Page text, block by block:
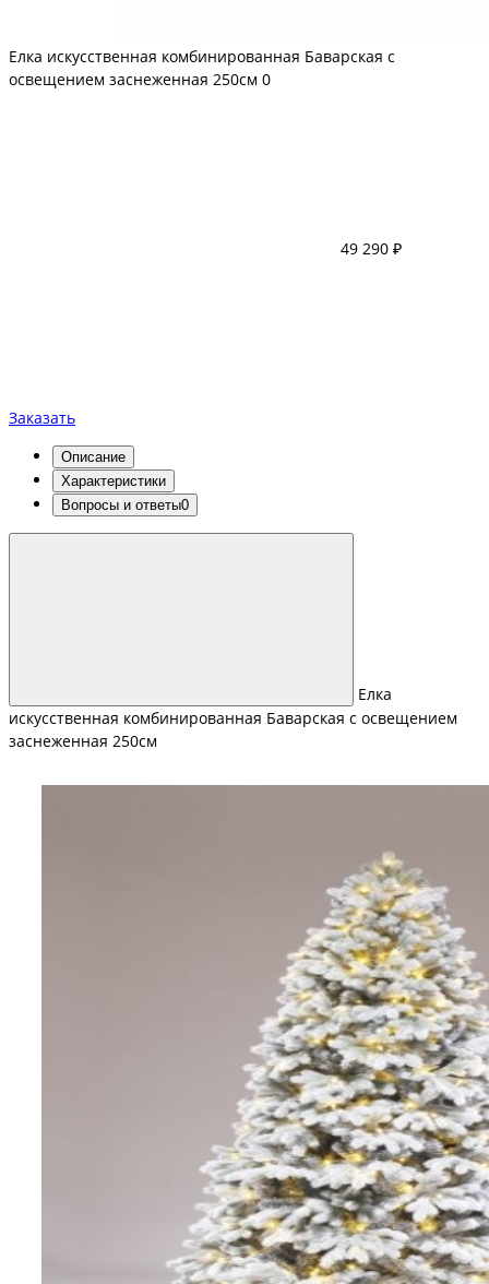
Елка искусственная комбинированная Баварская с
освещением заснеженная 250см 0
49 290 ₽
Заказать
Описание
Характеристики
Вопросы и ответы0
Елка
искусственная комбинированная Баварская с освещением
заснеженная 250см